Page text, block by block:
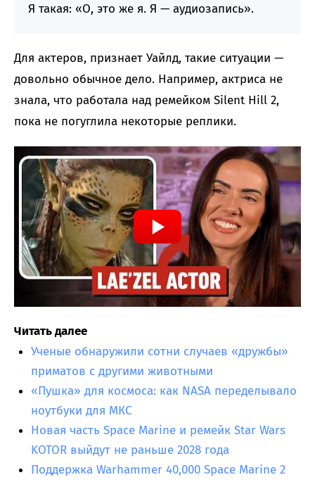
Я такая: «О, это же я. Я — аудиозапись».
Для актеров, признает Уайлд, такие ситуации —
довольно обычное дело. Например, актриса не
знала, что работала над ремейком Silent Hill 2,
пока не погуглила некоторые реплики.
Читать далее
Ученые обнаружили сотни случаев «дружбы»
приматов с другими животными
«Пушка» для космоса: как NASA переделывало
ноутбуки для МКС
Новая часть Space Marine и ремейк Star Wars
KOTOR выйдут не раньше 2028 года
Поддержка Warhammer 40,000 Space Marine 2